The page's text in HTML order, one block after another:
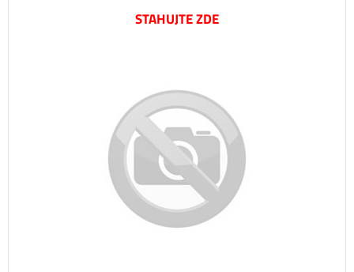
STAHUJTE ZDE